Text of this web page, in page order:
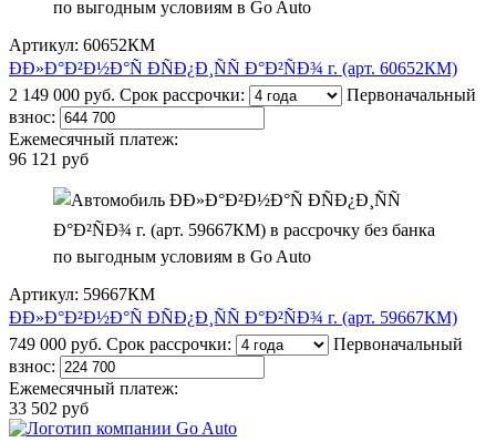
Артикул: 60652КМ
ÐÐ»Ð°Ð²Ð½Ð°Ñ ÐÑÐ¿Ð¸ÑÑ Ð°Ð²ÑÐ¾ г. (арт. 60652КМ)
2 149 000 руб. Срок рассрочки:
Первоначальный
взнос:
Ежемесячный платеж:
96 121 руб
Артикул: 59667КМ
ÐÐ»Ð°Ð²Ð½Ð°Ñ ÐÑÐ¿Ð¸ÑÑ Ð°Ð²ÑÐ¾ г. (арт. 59667КМ)
749 000 руб. Срок рассрочки:
Первоначальный
взнос:
Ежемесячный платеж:
33 502 руб